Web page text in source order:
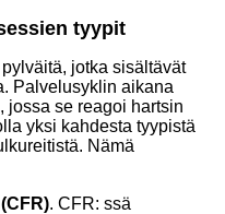
tyypit
jotka sisältävät
Palvelusyklin aikana
jossa se reagoi hartsin
yksi kahdesta tyypistä
Nämä
. CFR: ssä